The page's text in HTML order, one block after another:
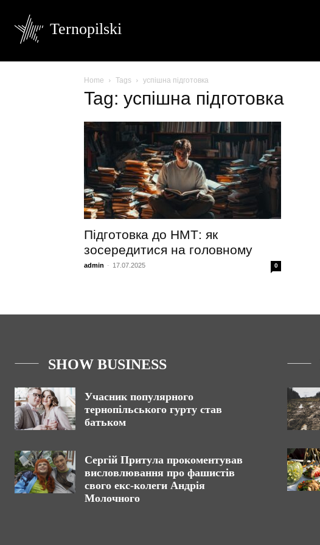
Ternopilski
Home Tags успішна підготовка
Tag: успішна підготовка
Підготовка до НМТ: як
зосередитися на головному
admin - 17.07.2025 0
SHOW BUSINESS
Учасник популярного
тернопільського гурту став
батьком
Сергій Притула прокоментував
висловлювання про фашистів
свого екс-колеги Андрія
Молочного